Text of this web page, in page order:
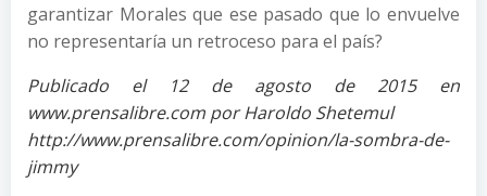
garantizar Morales que ese pasado que lo envuelve
no representaría un retroceso para el país?
Publicado el 12 de agosto de 2015 en
www.prensalibre.com por Haroldo Shetemul
http://www.prensalibre.com/opinion/la-sombra-de-
jimmy